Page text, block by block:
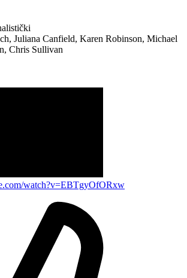
Juliana Canfield, Karen Robinson, Michael
Chris Sullivan
watch?v=EBTgyOfORxw